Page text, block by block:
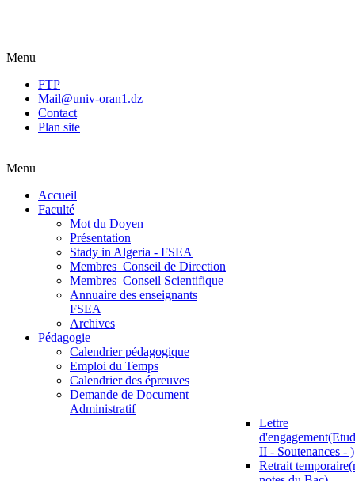
Menu
FTP
Mail@univ-oran1.dz
Contact
Plan site
Menu
Accueil
Faculté
Mot du Doyen
Présentation
Stady in Algeria - FSEA
Membres_Conseil de Direction
Membres_Conseil Scientifique
Annuaire des enseignants
FSEA
Archives
Pédagogie
Calendrier pédagogique
Emploi du Temps
Calendrier des épreuves
Demande de Document
Administratif
Lettre
II - Soutenances - )
Retrait